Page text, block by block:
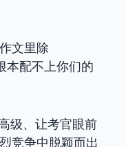
文里除
本配不上你们的
级、让考官眼前
竞争中脱颖而出